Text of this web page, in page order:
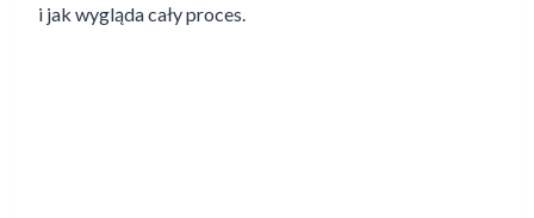
i jak wygląda cały proces.